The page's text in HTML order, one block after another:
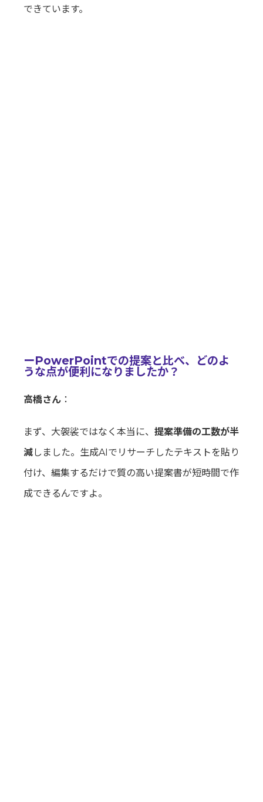
できています。
ーPowerPointでの提案と比べ、どのよ
うな点が便利になりましたか？
高橋さん ：
まず、大袈裟ではなく本当に、 提案準備の工数が半
減しました。生成AIでリサーチしたテキストを貼り
付け、編集するだけで質の高い提案書が短時間で作
成できるんですよ。